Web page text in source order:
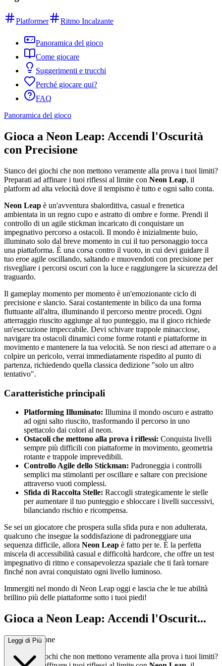
Platformer Ritmo Incalzante
Panoramica del gioco
Come giocare
Suggerimenti e trucchi
Perché giocare qui?
FAQ
Panoramica del gioco
Gioca a Neon Leap: Accendi l'Oscurità
con Precisione
Stanco dei giochi che non mettono veramente alla prova i tuoi limiti?
Preparati ad affinare i tuoi riflessi al limite con Neon Leap, il
platform ad alta velocità dove il tempismo è tutto e ogni salto conta.
Neon Leap è un'avventura sbalorditiva, casual e frenetica
ambientata in un regno cupo e astratto di ombre e forme. Prendi il
controllo di un agile stickman incaricato di conquistare un
impegnativo percorso a ostacoli. Il mondo è inizialmente buio,
illuminato solo dal breve momento in cui il tuo personaggio tocca
una piattaforma. È una corsa contro il vuoto, in cui devi guidare il
tuo eroe agile oscillando, saltando e muovendoti con precisione per
risvegliare i percorsi oscuri con la luce e raggiungere la sicurezza del
traguardo.
Il gameplay momento per momento è un'emozionante ciclo di
precisione e slancio. Sarai costantemente in bilico da una forma
fluttuante all'altra, illuminando il percorso mentre procedi. Ogni
atterraggio riuscito aggiunge al tuo punteggio, ma il gioco richiede
un'esecuzione impeccabile. Devi schivare trappole minacciose,
navigare tra ostacoli dinamici come forme rotanti e piattaforme in
movimento e mantenere la tua velocità. Se non riesci ad atterrare o a
colpire un pericolo, verrai immediatamente rispedito al punto di
partenza, richiedendo quella classica dedizione "solo un altro
tentativo".
Caratteristiche principali
Platforming Illuminato: Illumina il mondo oscuro e astratto
ad ogni salto riuscito, trasformando il percorso in uno
spettacolo dai colori al neon.
Ostacoli che mettono alla prova i riflessi: Conquista livelli
sempre più difficili con piattaforme in movimento, geometria
rotante e trappole imprevedibili.
Controllo Agile dello Stickman: Padroneggia i controlli
semplici ma stimolanti per oscillare e saltare con precisione
attraverso vuoti complessi.
Sfida di Raccolta Stelle: Raccogli strategicamente le stelle
per aumentare il tuo punteggio e sbloccare i livelli successivi,
bilanciando rischio e ricompensa.
Se sei un giocatore che prospera sulla sfida pura e non adulterata,
qualcuno che insegue la soddisfazione di padroneggiare una
sequenza difficile, allora Neon Leap è fatto per te. È la perfetta
miscela di accessibilità casual e difficoltà hardcore, che offre un test
impegnativo di ritmo e consapevolezza spaziale che ti farà tornare
finché non avrai conquistato ogni livello luminoso.
Immergiti nel mondo di Neon Leap oggi e lascia che le tue abilità
brillino più delle piattaforme sotto i tuoi piedi!
Gioca a Neon Leap: Accendi l'Oscurit...
à con Precisione
Stanco dei giochi che non mettono veramente alla prova i tuoi limiti?
Leggi di Più